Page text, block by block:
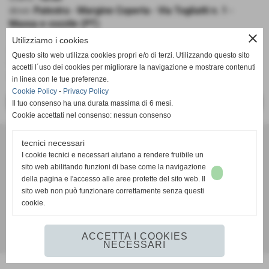
Palestra - Margine Coperta - Via Togliatti n. 1 -
Massa e cozzile (PT)
A.S.D. BK Massa e Cozzile - Pall. Castelfranco Frogs
Under 15 Regionale
Girone C
<< PRECEDENTE
P.I. 01636130500
Tel. 3387540212
info@frogspallacanestro.it
Realizzazione siti web www.sitoper.it
close
Utilizziamo i cookies
Questo sito web utilizza cookies propri e/o di terzi. Utilizzando questo sito
accetti l´uso dei cookies per migliorare la navigazione e mostrare contenuti
in linea con le tue preferenze.
Cookie Policy - Privacy Policy
Il tuo consenso ha una durata massima di 6 mesi.
Cookie accettati nel consenso: nessun consenso
tecnici necessari
I cookie tecnici e necessari aiutano a rendere fruibile un
sito web abilitando funzioni di base come la navigazione
della pagina e l'accesso alle aree protette del sito web. Il
sito web non può funzionare correttamente senza questi
cookie.
ACCETTA I COOKIES
NECESSARI